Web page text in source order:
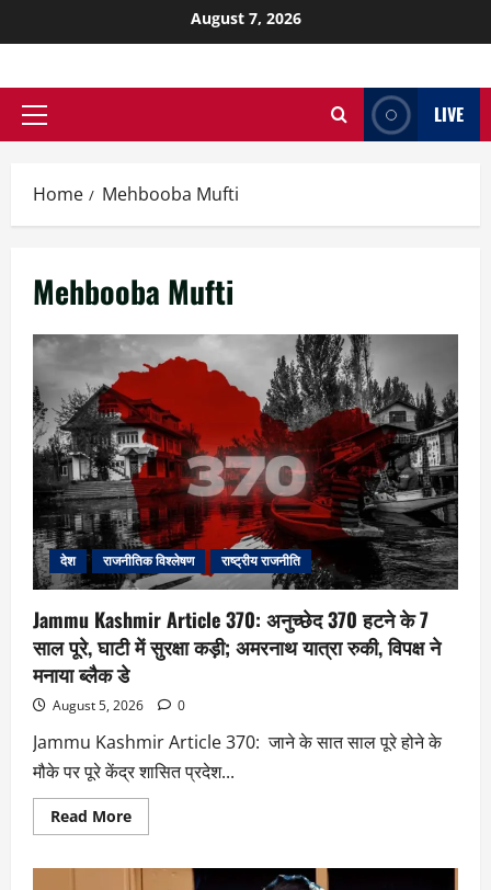
August 7, 2026
LIVE
Home Mehbooba Mufti
Mehbooba Mufti
देश राजनीतिक विश्लेषण राष्ट्रीय राजनीति
Jammu Kashmir Article 370: अनुच्छेद 370 हटने के 7
साल पूरे, घाटी में सुरक्षा कड़ी; अमरनाथ यात्रा रुकी, विपक्ष ने
मनाया ब्लैक डे
August 5, 2026 0
Jammu Kashmir Article 370: जाने के सात साल पूरे होने के
मौके पर पूरे केंद्र शासित प्रदेश...
Read More